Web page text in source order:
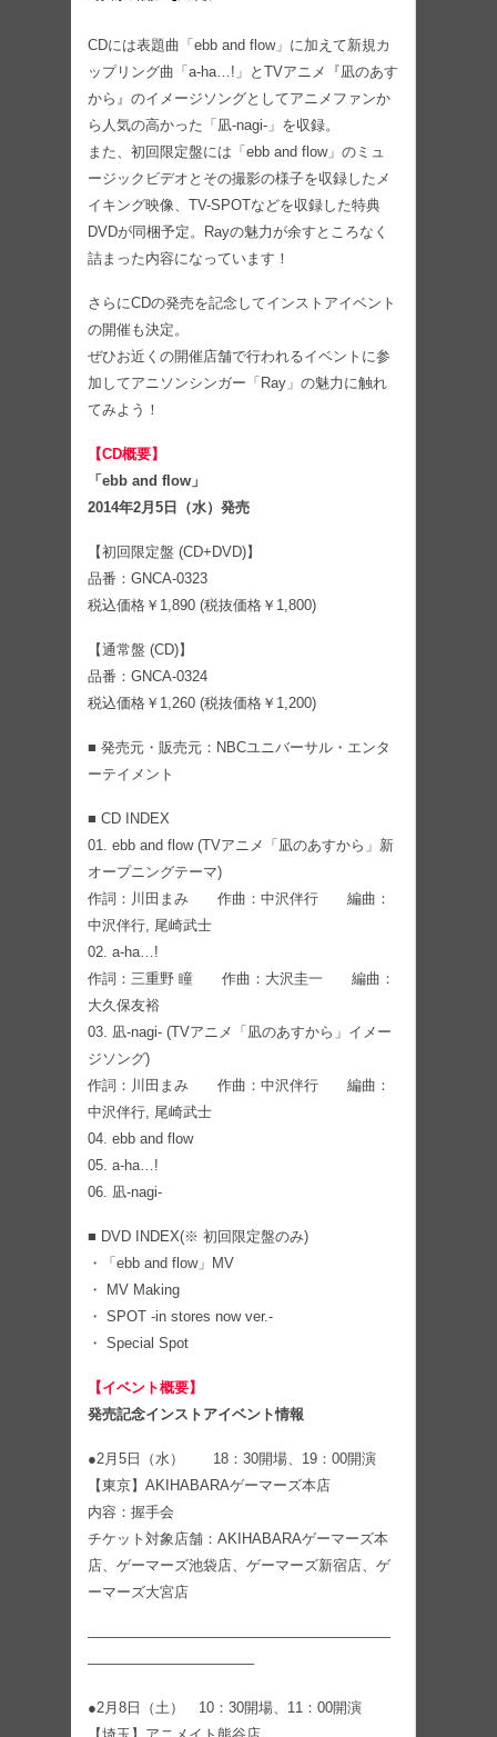
CDには表題曲「ebb and flow」に加えて新規カ
ップリング曲「a-ha…!」とTVアニメ『凪のあす
から』のイメージソングとしてアニメファンか
ら人気の高かった「凪‐nagi‐」を収録。
また、初回限定盤には「ebb and flow」のミュ
ージックビデオとその撮影の様子を収録したメ
イキング映像、TV-SPOTなどを収録した特典
DVDが同梱予定。Rayの魅力が余すところなく
詰まった内容になっています！
さらにCDの発売を記念してインストアイベント
の開催も決定。
ぜひお近くの開催店舗で行われるイベントに参
加してアニソンシンガー「Ray」の魅力に触れ
てみよう！
【CD概要】
「ebb and flow」
2014年2月5日（水）発売
【初回限定盤 (CD+DVD)】
品番：GNCA-0323
税込価格￥1,890 (税抜価格￥1,800)
【通常盤 (CD)】
品番：GNCA-0324
税込価格￥1,260 (税抜価格￥1,200)
■ 発売元・販売元：NBCユニバーサル・エンタ
ーテイメント
■ CD INDEX
01. ebb and flow (TVアニメ「凪のあすから」新
オープニングテーマ)
作詞：川田まみ 作曲：中沢伴行 編曲：
中沢伴行, 尾崎武士
02. a-ha…!
作詞：三重野 瞳 作曲：大沢圭一 編曲：
大久保友裕
03. 凪-nagi- (TVアニメ「凪のあすから」イメー
ジソング)
作詞：川田まみ 作曲：中沢伴行 編曲：
中沢伴行, 尾崎武士
04. ebb and flow
05. a-ha…!
06. 凪-nagi-
■ DVD INDEX(※ 初回限定盤のみ)
・「ebb and flow」MV
・ MV Making
・ SPOT -in stores now ver.-
・ Special Spot
【イベント概要】
発売記念インストアイベント情報
●2月5日（水） 18：30開場、19：00開演
【東京】AKIHABARAゲーマーズ本店
内容：握手会
チケット対象店舗：AKIHABARAゲーマーズ本
店、ゲーマーズ池袋店、ゲーマーズ新宿店、ゲ
ーマーズ大宮店
—————————————————————
———————————–
●2月8日（土） 10：30開場、11：00開演